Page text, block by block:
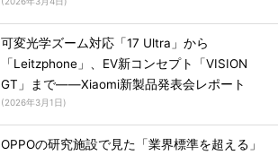
可変光学ズーム対応「17 Ultra」から
「Leitzphone」、EV新コンセプト「VISION
GT」まで――Xiaomi新製品発表会レポート
(2026年3月1日)
OPPOの研究施設で見た「業界標準を超える」